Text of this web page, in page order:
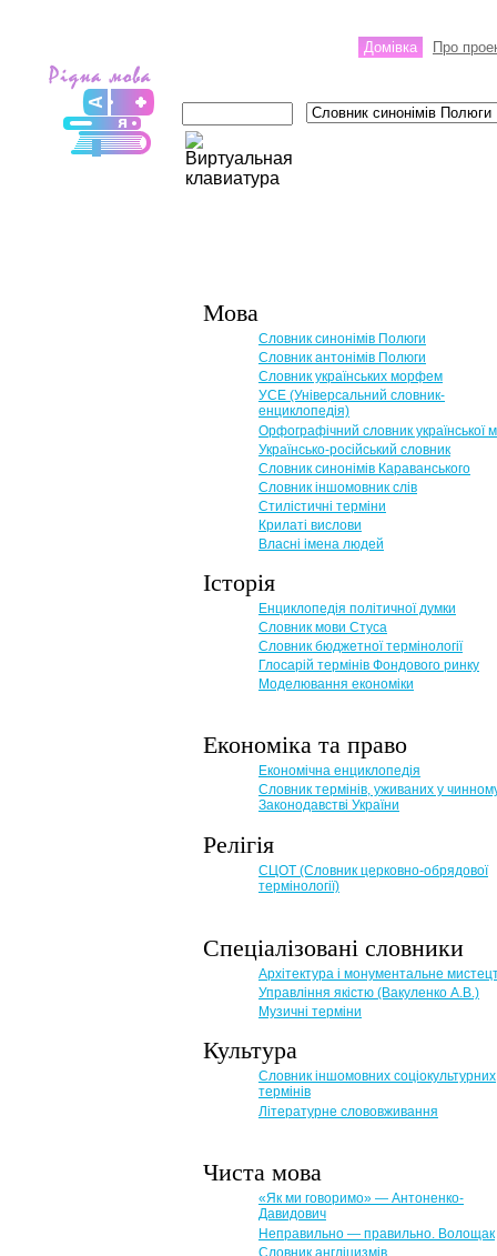
Домівка Про
Мова
Словник синонімів Полюги
Словник антонімів Полюги
Словник українських морфем
УСЕ (Універсальний словник-
енциклопедія)
Орфографічний словник української
Українсько-російський словник
Словник синонімів Караванського
Словник іншомовник слів
Стилістичні терміни
Крилаті вислови
Власні імена людей
Історія
Енциклопедія політичної думки
Словник мови Стуса
Словник бюджетної термінології
Глосарій термінів Фондового ринку
Моделювання економіки
Економіка та право
Eкономічна енциклопедія
Словник термінів, уживаних у
Законодавстві України
Релігія
СЦОТ (Словник церковно-обрядової
термінології)
Спеціалізовані словники
Архітектура і монументальне
Управління якістю (Вакуленко А.В.)
Музичні терміни
Культура
Словник іншомовних соціокультурних
термінів
Літературне слововживання
Чиста мова
«Як ми говоримо» — Антоненко-
Давидович
Неправильно — правильно. Волощак
Словник англіцизмів